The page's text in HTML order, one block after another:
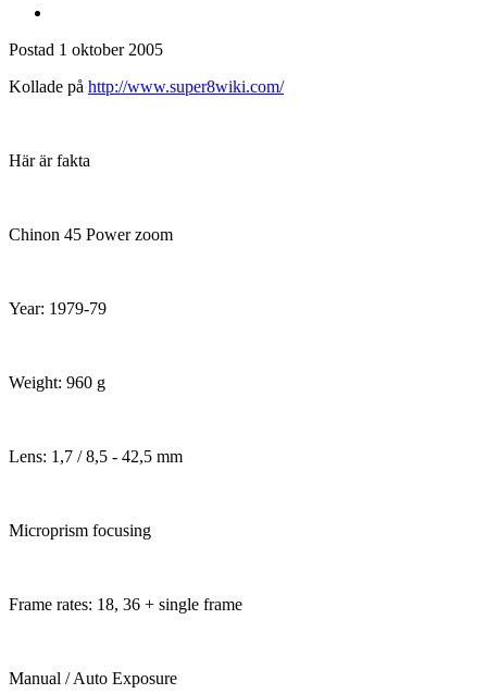
Postad 1 oktober 2005
Kollade på http://www.super8wiki.com/
Här är fakta
Chinon 45 Power zoom
Year: 1979-79
Weight: 960 g
Lens: 1,7 / 8,5 - 42,5 mm
Microprism focusing
Frame rates: 18, 36 + single frame
Manual / Auto Exposure